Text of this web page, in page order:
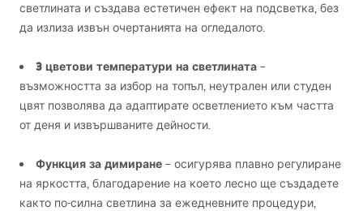
светлината и създава естетичен ефект на подсветка, без
да излиза извън очертанията на огледалото.
3 цветови температури на светлината –
възможността за избор на топъл, неутрален или студен
цвят позволява да адаптирате осветлението към частта
от деня и извършваните дейности.
Функция за димиране – осигурява плавно регулиране
на яркостта, благодарение на което лесно ще създадете
както по-силна светлина за ежедневните процедури,